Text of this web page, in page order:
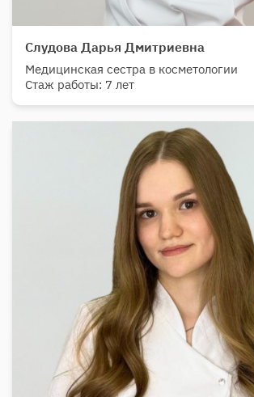
Слудова Дарья Дмитриевна
Медицинская сестра в косметологии
Стаж работы: 7 лет